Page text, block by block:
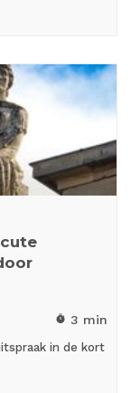
timer 3 min
in de kort